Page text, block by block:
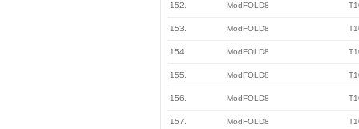
152. ModFOLD8
153. ModFOLD8
154. ModFOLD8
155. ModFOLD8
156. ModFOLD8
157. ModFOLD8